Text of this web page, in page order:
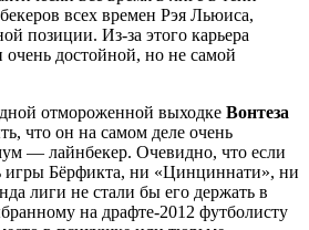
всех времен Рэя Льюиса,
позиции. Из-за этого карьера
очень достойной, но не самой
отмороженной выходке Вонтеза
что он на самом деле очень
— лайнбекер. Очевидно, что если
игры Бёрфикта, ни «Цинциннати», ни
лиги не стали бы его держать в
на драфте-2012 футболисту